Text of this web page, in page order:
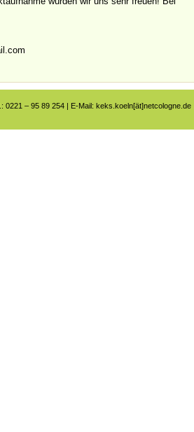
0221 – 95 89 254 | E-Mail: keks.koeln[ät]netcologne.de